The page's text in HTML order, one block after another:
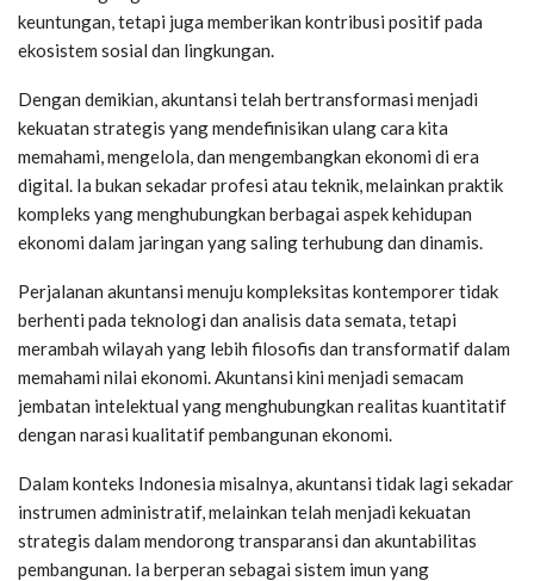
keuntungan, tetapi juga memberikan kontribusi positif pada
ekosistem sosial dan lingkungan.
Dengan demikian, akuntansi telah bertransformasi menjadi
kekuatan strategis yang mendefinisikan ulang cara kita
memahami, mengelola, dan mengembangkan ekonomi di era
digital. Ia bukan sekadar profesi atau teknik, melainkan praktik
kompleks yang menghubungkan berbagai aspek kehidupan
ekonomi dalam jaringan yang saling terhubung dan dinamis.
Perjalanan akuntansi menuju kompleksitas kontemporer tidak
berhenti pada teknologi dan analisis data semata, tetapi
merambah wilayah yang lebih filosofis dan transformatif dalam
memahami nilai ekonomi. Akuntansi kini menjadi semacam
jembatan intelektual yang menghubungkan realitas kuantitatif
dengan narasi kualitatif pembangunan ekonomi.
Dalam konteks Indonesia misalnya, akuntansi tidak lagi sekadar
instrumen administratif, melainkan telah menjadi kekuatan
strategis dalam mendorong transparansi dan akuntabilitas
pembangunan. Ia berperan sebagai sistem imun yang